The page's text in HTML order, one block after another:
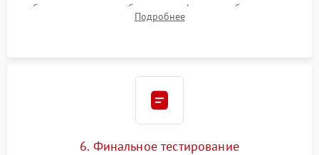
рабочего отрезка, калибровка автофокуса, стабилизатора и
экспозамера с помощью сервисного ПО.
Подробнее
6. Финальное тестирование